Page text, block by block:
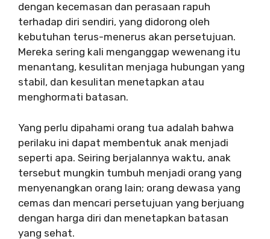
dengan kecemasan dan perasaan rapuh
terhadap diri sendiri, yang didorong oleh
kebutuhan terus-menerus akan persetujuan.
Mereka sering kali menganggap wewenang itu
menantang, kesulitan menjaga hubungan yang
stabil, dan kesulitan menetapkan atau
menghormati batasan.
Yang perlu dipahami orang tua adalah bahwa
perilaku ini dapat membentuk anak menjadi
seperti apa. Seiring berjalannya waktu, anak
tersebut mungkin tumbuh menjadi orang yang
menyenangkan orang lain; orang dewasa yang
cemas dan mencari persetujuan yang berjuang
dengan harga diri dan menetapkan batasan
yang sehat.